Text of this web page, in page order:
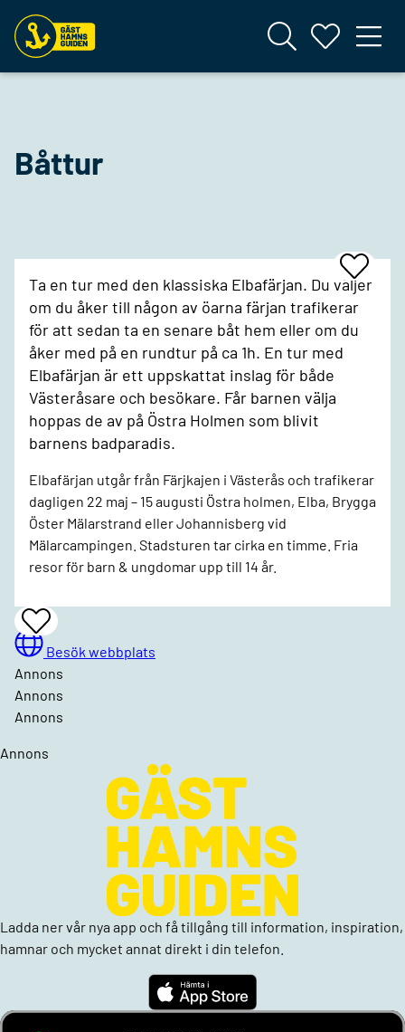
Båttur
Add
To
Favrites
Ta en tur med den klassiska Elbafärjan. Du väljer
om du åker till någon av öarna färjan trafikerar
för att sedan ta en senare båt hem eller om du
åker med på en rundtur på ca 1h. En tur med
Elbafärjan är ett uppskattat inslag för både
Västeråsare och besökare. Får barnen välja
hoppas de av på Östra Holmen som blivit
barnens badparadis.
Elbafärjan utgår från Färjkajen i Västerås och trafikerar
dagligen 22 maj – 15 augusti Östra holmen, Elba, Brygga
Öster Mälarstrand eller Johannisberg vid
Mälarcampingen. Stadsturen tar cirka en timme. Fria
resor för barn & ungdomar upp till 14 år.
Add
To
Favrites
Båttur
Besök webbplats
Annons
Annons
Annons
Annons
Ladda ner vår nya app och få tillgång till information, inspiration,
hamnar och mycket annat direkt i din telefon.